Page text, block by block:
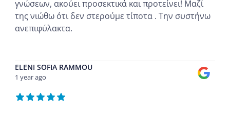
γνώσεων, ακούει προσεκτικά και προτείνει! Μαζί
της νιώθω ότι δεν στερούμε τίποτα . Την συστήνω
ανεπιφύλακτα.
ELENI SOFIA RAMMOU
1 year ago